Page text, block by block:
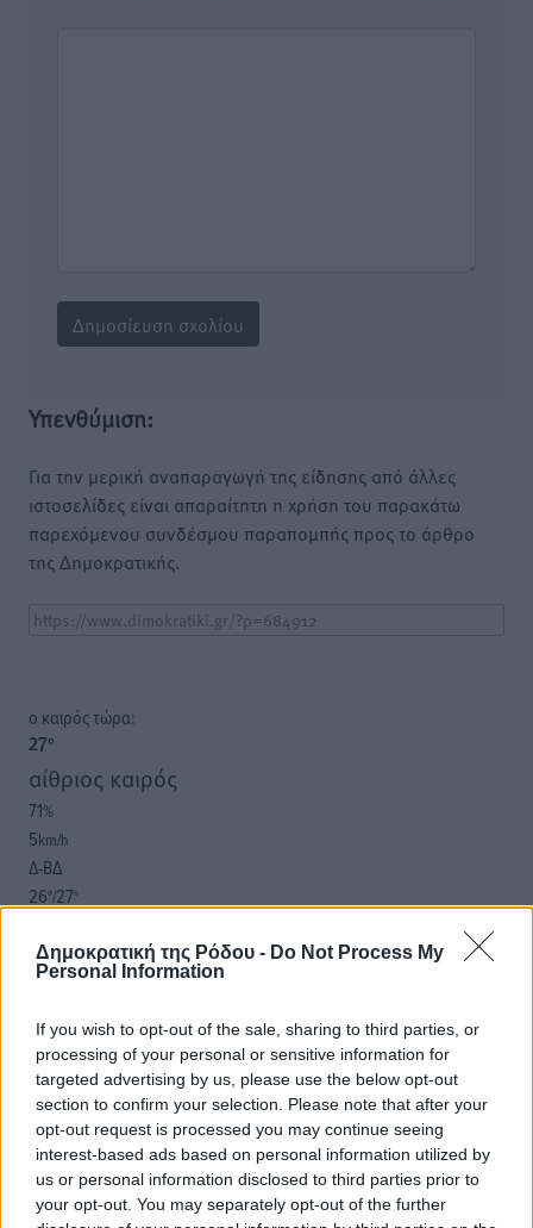
Δημοκρατική της Ρόδου - Do Not Process My
Personal Information
If you wish to opt-out of the sale, sharing to third parties, or
processing of your personal or sensitive information for
targeted advertising by us, please use the below opt-out
section to confirm your selection. Please note that after your
opt-out request is processed you may continue seeing
interest-based ads based on personal information utilized by
us or personal information disclosed to third parties prior to
your opt-out. You may separately opt-out of the further
Υπενθύμιση:
Για την μερική αναπαραγωγή της είδησης από άλλες
ιστοσελίδες είναι απαραίτητη η χρήση του παρακάτω
παρεχόμενου συνδέσμου παραπομπής προς το άρθρο
της Δημοκρατικής.
o καιρός τώρα:
27°
αίθριος καιρός
71%
5km/h
Δ-ΒΔ
26°/27°
20:05
πρόγνωση:
ΔΕ
30
ΤΡ
28°
ΤΕ
28°
ΠΕ